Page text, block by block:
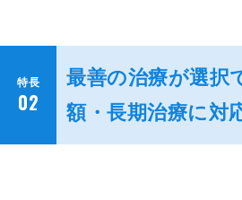
特長
02
最善の治療が選択
額・長期治療に対